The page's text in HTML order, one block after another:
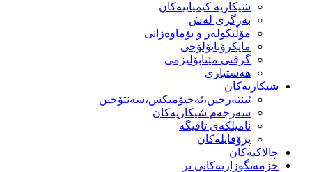
شیكاریە كیمیاییەكان
بەرگری لەش
مۆڵیكولەر و بۆماوەزانی
مایكرۆبایۆلۆجی
گرفتی مێتابۆلیزمی
هەستیاری
شیكاریەكان
ئینتەرجین،ئەجیۆمیکس،سەنتۆجین
سەرجەم شیكاریەكان
نامیلكەی تاقیگە
پرۆفایلەكان
چالاکیەکان
خزمەتگوزاریەكانی تر